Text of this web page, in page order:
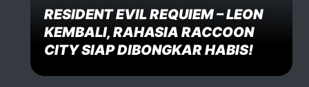
RESIDENT EVIL REQUIEM – LEON
KEMBALI, RAHASIA RACCOON
CITY SIAP DIBONGKAR HABIS!